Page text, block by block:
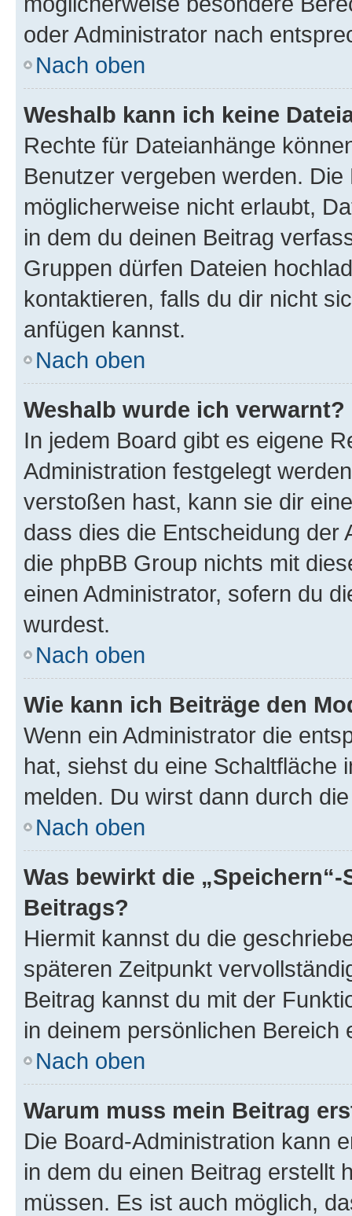
oder Administrator nach
Nach oben
Weshalb kann ich keine
Rechte für Dateianhänge
Benutzer vergeben werden.
möglicherweise nicht erlaubt,
in dem du deinen Beitrag
Gruppen dürfen Dateien
kontaktieren, falls du dir nicht
anfügen kannst.
Nach oben
Weshalb wurde ich verwarnt?
In jedem Board gibt es eigene
Administration festgelegt
verstoßen hast, kann sie dir
dass dies die Entscheidung der
die phpBB Group nichts mit
einen Administrator, sofern du
wurdest.
Nach oben
Wie kann ich Beiträge den
Wenn ein Administrator die
hat, siehst du eine Schaltfläche
melden. Du wirst dann durch
Nach oben
Was bewirkt die
Beitrags?
Hiermit kannst du die
späteren Zeitpunkt
Beitrag kannst du mit der
in deinem persönlichen Bereich
Nach oben
Warum muss mein Beitrag
Die Board-Administration kann
in dem du einen Beitrag erstellt
müssen. Es ist auch möglich,